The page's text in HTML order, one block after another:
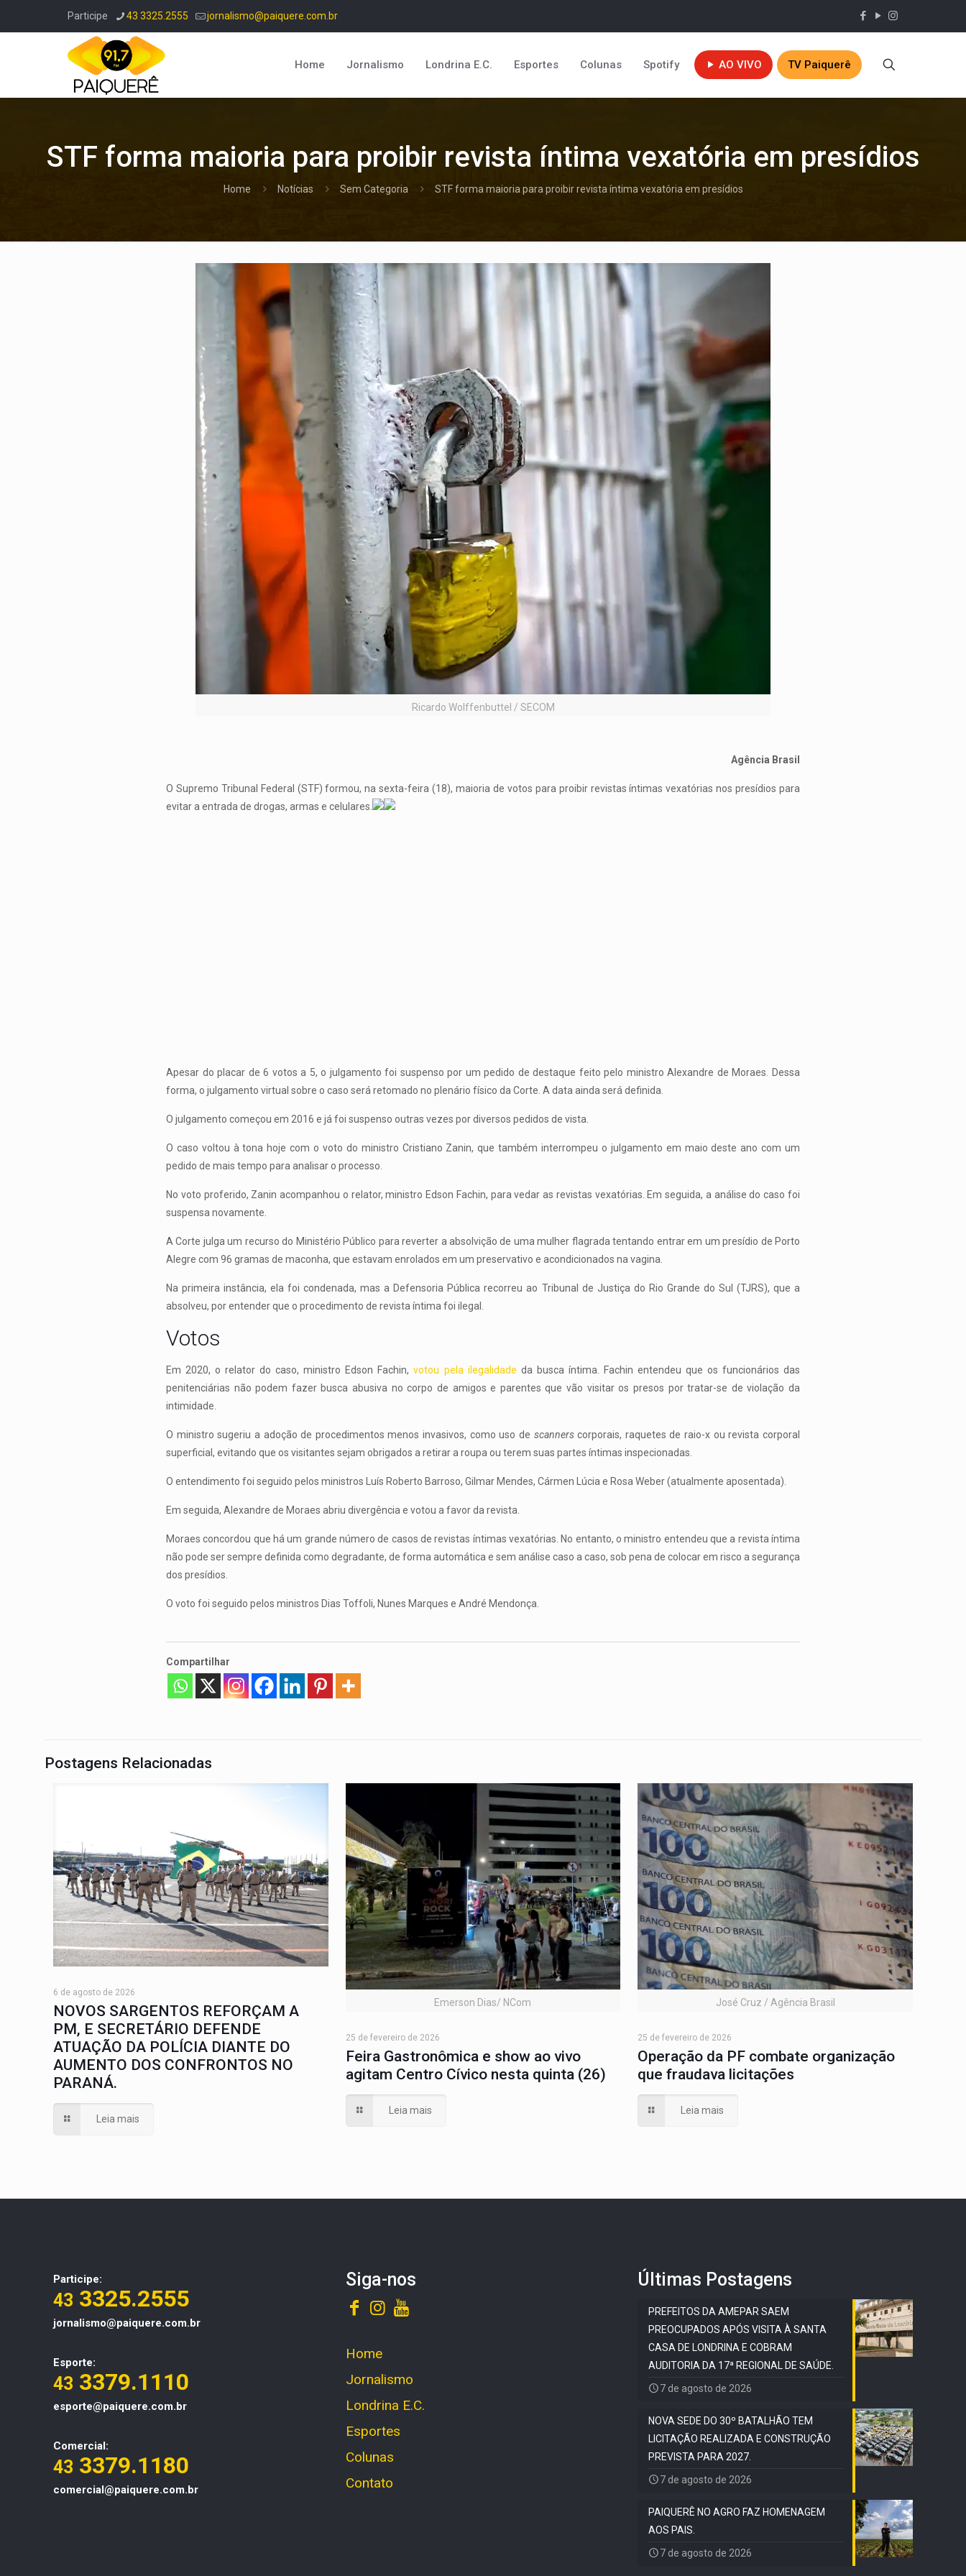
Participe 43 3325.2555 jornalismo@paiquere.com.br
Home Jornalismo Londrina E.C. Esportes Colunas Spotify AO VIVO TV Paiquerê
STF forma maioria para proibir revista íntima vexatória em presídios
Home Notícias Sem Categoria STF forma maioria para proibir revista íntima vexatória em presídios
Ricardo Wolffenbuttel / SECOM
Agência Brasil
O Supremo Tribunal Federal (STF) formou, na sexta-feira (18), maioria de votos para proibir revistas íntimas vexatórias nos presídios para
evitar a entrada de drogas, armas e celulares.
Apesar do placar de 6 votos a 5, o julgamento foi suspenso por um pedido de destaque feito pelo ministro Alexandre de Moraes. Dessa
forma, o julgamento virtual sobre o caso será retomado no plenário físico da Corte. A data ainda será definida.
O julgamento começou em 2016 e já foi suspenso outras vezes por diversos pedidos de vista.
O caso voltou à tona hoje com o voto do ministro Cristiano Zanin, que também interrompeu o julgamento em maio deste ano com um
pedido de mais tempo para analisar o processo.
No voto proferido, Zanin acompanhou o relator, ministro Edson Fachin, para vedar as revistas vexatórias. Em seguida, a análise do caso foi
suspensa novamente.
A Corte julga um recurso do Ministério Público para reverter a absolvição de uma mulher flagrada tentando entrar em um presídio de Porto
Alegre com 96 gramas de maconha, que estavam enrolados em um preservativo e acondicionados na vagina.
Na primeira instância, ela foi condenada, mas a Defensoria Pública recorreu ao Tribunal de Justiça do Rio Grande do Sul (TJRS), que a
absolveu, por entender que o procedimento de revista íntima foi ilegal.
Votos
Em 2020, o relator do caso, ministro Edson Fachin,votou pela ilegalidade da busca íntima. Fachin entendeu que os funcionários das
penitenciárias não podem fazer busca abusiva no corpo de amigos e parentes que vão visitar os presos por tratar-se de violação da
intimidade.
O ministro sugeriu a adoção de procedimentos menos invasivos, como uso de scannerscorporais, raquetes de raio-x ou revista corporal
superficial, evitando que os visitantes sejam obrigados a retirar a roupa ou terem suas partes íntimas inspecionadas.
O entendimento foi seguido pelos ministros Luís Roberto Barroso, Gilmar Mendes, Cármen Lúcia e Rosa Weber (atualmente aposentada).
Em seguida, Alexandre de Moraes abriu divergência e votou a favor da revista.
Moraes concordou que há um grande número de casos de revistas íntimas vexatórias. No entanto, o ministro entendeu que a revista íntima
não pode ser sempre definida como degradante, de forma automática e sem análise caso a caso, sob pena de colocar em risco a segurança
dos presídios.
O voto foi seguido pelos ministros Dias Toffoli, Nunes Marques e André Mendonça.
Compartilhar
Postagens Relacionadas
6 de agosto de 2026
NOVOS SARGENTOS REFORÇAM A
PM, E SECRETÁRIO DEFENDE
ATUAÇÃO DA POLÍCIA DIANTE DO
AUMENTO DOS CONFRONTOS NO
PARANÁ.
Leia mais
Emerson Dias/ NCom
25 de fevereiro de 2026
Feira Gastronômica e show ao vivo
agitam Centro Cívico nesta quinta (26)
Leia mais
José Cruz / Agência Brasil
25 de fevereiro de 2026
Operação da PF combate organização
que fraudava licitações
Leia mais
Participe:
43 3325.2555
jornalismo@paiquere.com.br
Esporte:
43 3379.1110
esporte@paiquere.com.br
Comercial:
43 3379.1180
comercial@paiquere.com.br
Siga-nos
Home
Jornalismo
Londrina E.C.
Esportes
Colunas
Contato
Últimas Postagens
PREFEITOS DA AMEPAR SAEM
PREOCUPADOS APÓS VISITA À SANTA
CASA DE LONDRINA E COBRAM
AUDITORIA DA 17ª REGIONAL DE SAÚDE.
7 de agosto de 2026
NOVA SEDE DO 30º BATALHÃO TEM
LICITAÇÃO REALIZADA E CONSTRUÇÃO
PREVISTA PARA 2027.
7 de agosto de 2026
PAIQUERÊ NO AGRO FAZ HOMENAGEM
AOS PAIS.
7 de agosto de 2026